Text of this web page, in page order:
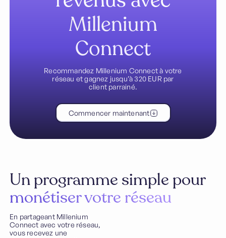
Millenium
Connect
Recommandez Millenium Connect à votre
réseau et gagnez jusqu’à 320 EUR par
client parrainé.
Commencer maintenant
Un programme simple pour
monétiser votre réseau
En partageant Millenium
Connect avec votre réseau,
vous recevez une